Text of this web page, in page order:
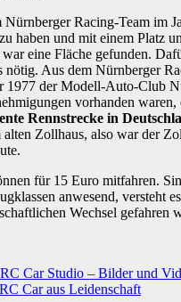
Nürnberger Racing-Team im
haben und mit einem Platz
eine Fläche gefunden.
nötig. Aus dem Nürnberger
1977 der Modell-Auto-Club
vorhanden waren,
Rennstrecke in
alten Zollhaus, also war der
für 15 Euro mitfahren.
anwesend, versteht
Wechsel gefahren
Car Studio – Bilder und
Car aus Leidenschaft